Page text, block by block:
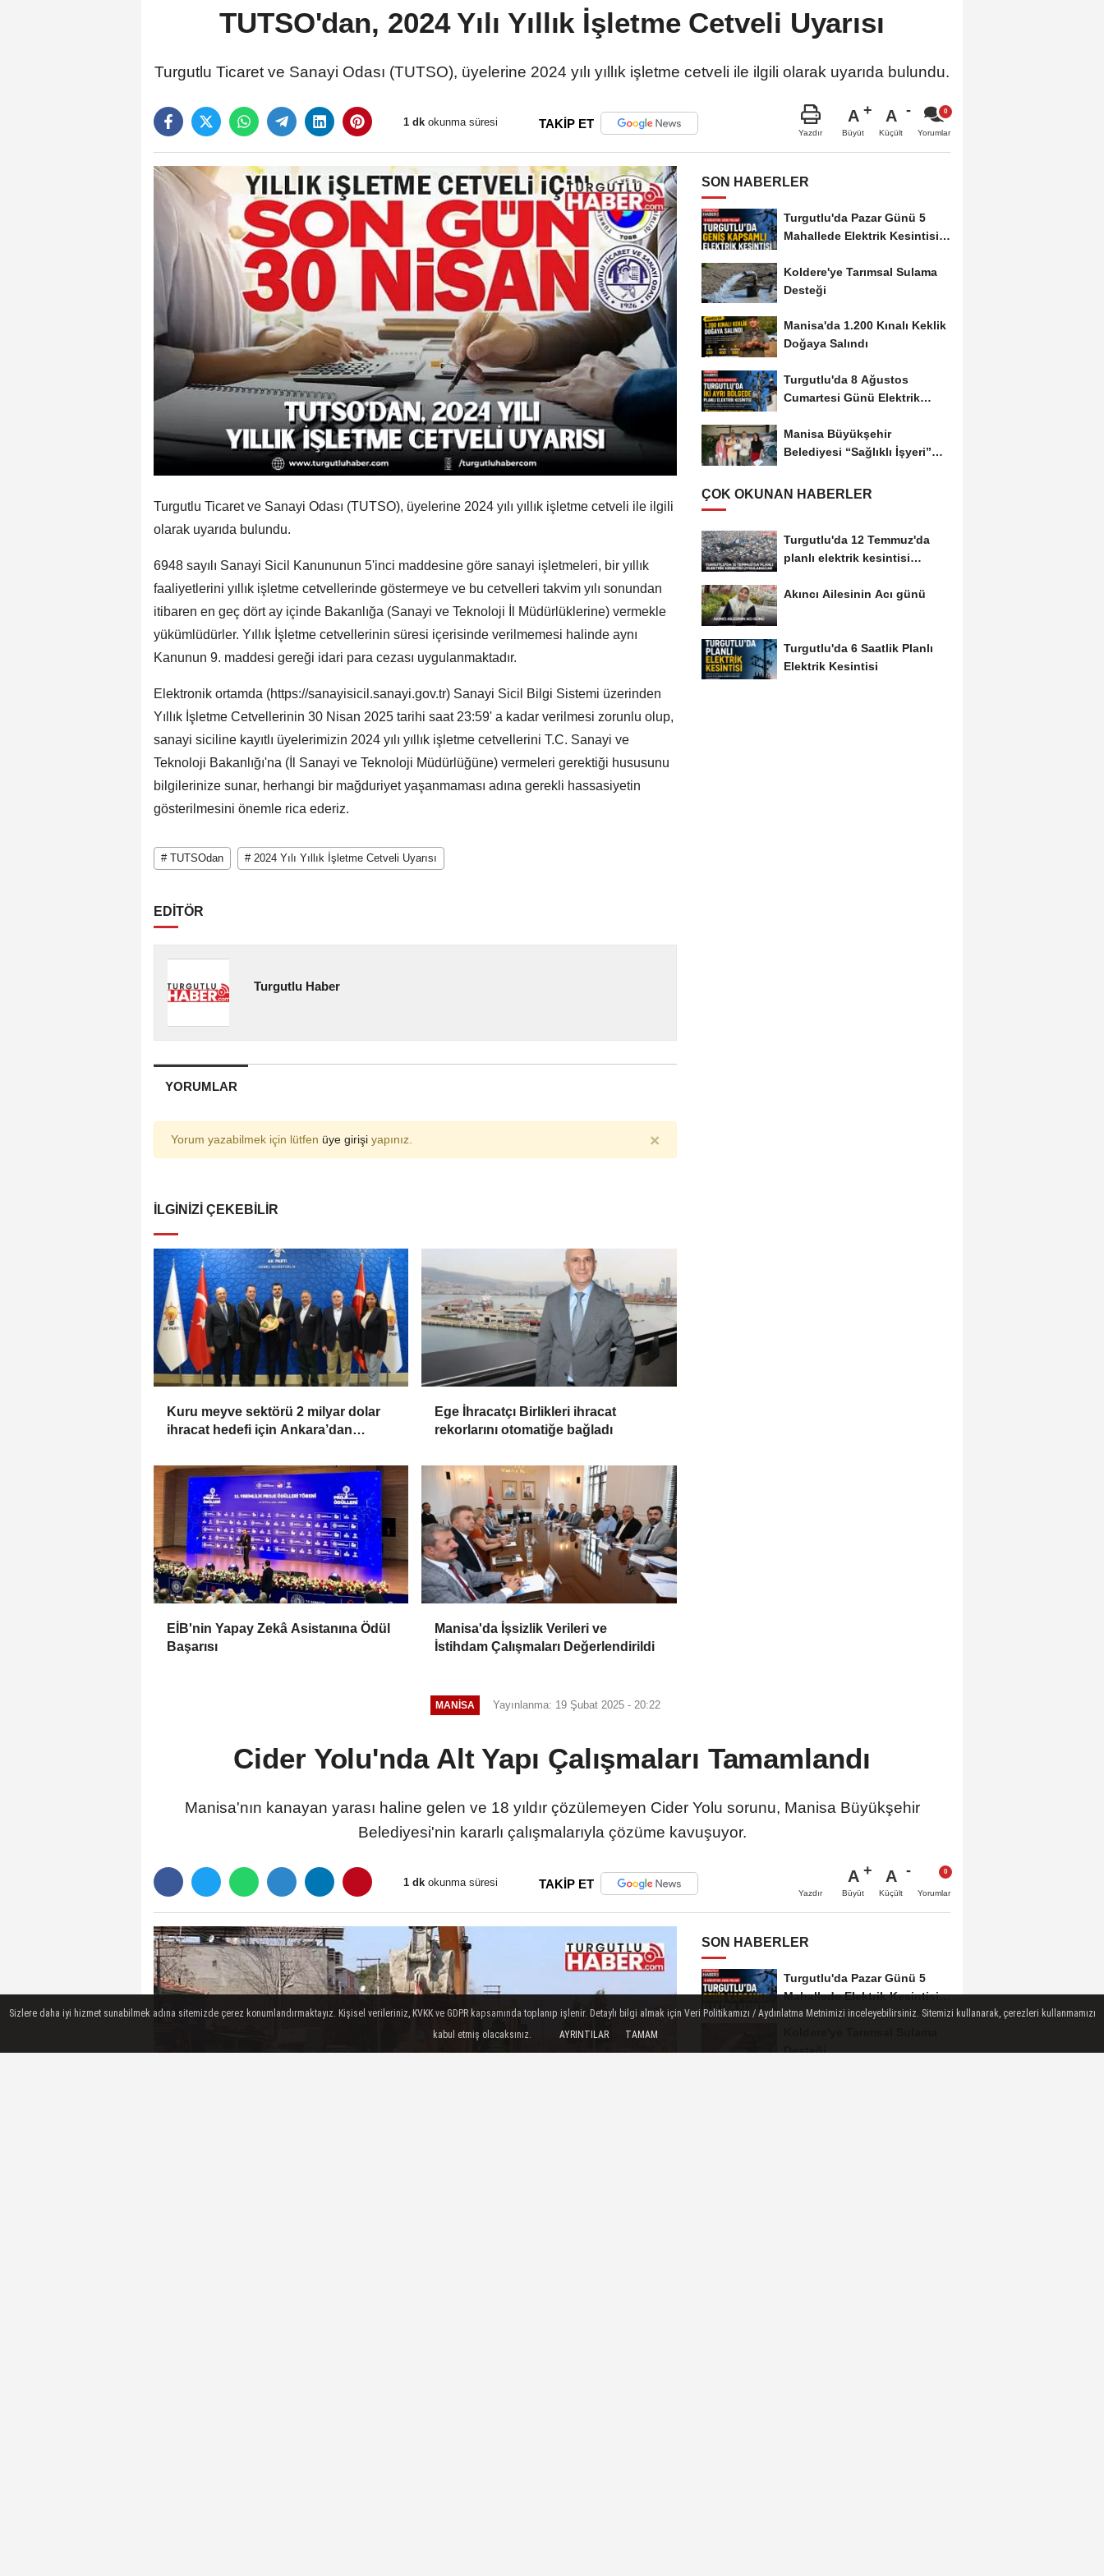
TUTSO'dan, 2024 Yılı Yıllık İşletme Cetveli Uyarısı
Turgutlu Ticaret ve Sanayi Odası (TUTSO), üyelerine 2024 yılı yıllık işletme cetveli ile ilgili olarak uyarıda bulundu.
1 dk okunma süresi TAKİP ET
Yazdır
A
Büyüt
A
Küçült Yorumlar
Turgutlu Ticaret ve Sanayi Odası (TUTSO), üyelerine 2024 yılı yıllık işletme cetveli ile ilgili
olarak uyarıda bulundu.
6948 sayılı Sanayi Sicil Kanununun 5'inci maddesine göre sanayi işletmeleri, bir yıllık
faaliyetlerini yıllık işletme cetvellerinde göstermeye ve bu cetvelleri takvim yılı sonundan
itibaren en geç dört ay içinde Bakanlığa (Sanayi ve Teknoloji İl Müdürlüklerine) vermekle
yükümlüdürler. Yıllık İşletme cetvellerinin süresi içerisinde verilmemesi halinde aynı
Kanunun 9. maddesi gereği idari para cezası uygulanmaktadır.
Elektronik ortamda (https://sanayisicil.sanayi.gov.tr) Sanayi Sicil Bilgi Sistemi üzerinden
Yıllık İşletme Cetvellerinin 30 Nisan 2025 tarihi saat 23:59' a kadar verilmesi zorunlu olup,
sanayi siciline kayıtlı üyelerimizin 2024 yılı yıllık işletme cetvellerini T.C. Sanayi ve
Teknoloji Bakanlığı'na (İl Sanayi ve Teknoloji Müdürlüğüne) vermeleri gerektiği hususunu
bilgilerinize sunar, herhangi bir mağduriyet yaşanmaması adına gerekli hassasiyetin
gösterilmesini önemle rica ederiz.
# TUTSOdan # 2024 Yılı Yıllık İşletme Cetveli Uyarısı
EDİTÖR
Turgutlu Haber
YORUMLAR
Yorum yazabilmek için lütfen üye girişi yapınız. ×
İLGINIZI ÇEKEBILIR
Kuru meyve sektörü 2 milyar dolar
ihracat hedefi için Ankara’dan
Ege İhracatçı Birlikleri ihracat
rekorlarını otomatiğe bağladı
EİB'nin Yapay Zekâ Asistanına Ödül
Başarısı
Manisa'da İşsizlik Verileri ve
İstihdam Çalışmaları Değerlendirildi
SON HABERLER
Turgutlu'da Pazar Günü 5
Mahallede Elektrik Kesintisi
Koldere'ye Tarımsal Sulama
Desteği
Manisa'da 1.200 Kınalı Keklik
Doğaya Salındı
Turgutlu'da 8 Ağustos
Cumartesi Günü Elektrik
Manisa Büyükşehir
Belediyesi “Sağlıklı İşyeri”
ÇOK OKUNAN HABERLER
Turgutlu'da 12 Temmuz'da
planlı elektrik kesintisi
Akıncı Ailesinin Acı günü
Turgutlu'da 6 Saatlik Planlı
Elektrik Kesintisi
MANİSA Yayınlanma: 19 Şubat 2025 - 20:22
Cider Yolu'nda Alt Yapı Çalışmaları Tamamlandı
Manisa'nın kanayan yarası haline gelen ve 18 yıldır çözülemeyen Cider Yolu sorunu, Manisa Büyükşehir
Belediyesi'nin kararlı çalışmalarıyla çözüme kavuşuyor.
1 dk okunma süresi TAKİP ET
Yazdır
A
Büyüt
A
Küçült Yorumlar
SON HABERLER
Turgutlu'da Pazar Günü 5
Mahallede Elektrik Kesintisi
Yapılacak
Desteği
Sizlere daha iyi hizmet sunabilmek adına sitemizde çerez konumlandırmaktayız. Kişisel verileriniz, KVKK ve GDPR kapsamında toplanıp işlenir. Detaylı bilgi almak için Veri Politikamızı / Aydınlatma Metnimizi inceleyebilirsiniz. Sitemizi kullanarak, çerezleri kullanmamızı
kabul etmiş olacaksınız.
AYRINTILAR TAMAM